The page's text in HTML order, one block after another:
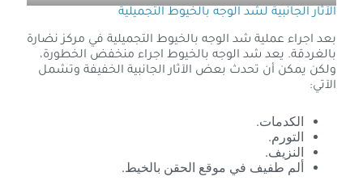
الآثار الجانبية لشد الوجه بالخيوط التجميلية
بعد اجراء عملية شد الوجه بالخيوط التجميلية في مركز نضارة
بالغردقة. يعد شد الوجه بالخيوط اجراء منخفض الخطورة،
ولكن يمكن أن تحدث بعض الآثار الجانبية الخفيفة وتشمل
الآتي:
الكدمات.
التورم.
النزيف.
ألم طفيف في موقع الحقن بالخيط.